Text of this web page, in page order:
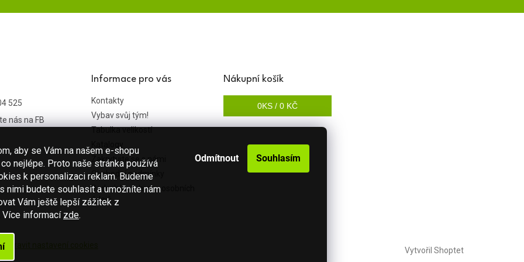
aby se Vám na našem e-shopu
nejlépe. Proto naše stránka používá
k personalizaci reklam. Budeme
nimi budete souhlasit a umožníte nám
Vám ještě lepší zážitek z
Více informací zde.
Odmítnout Souhlasím
525
nás na FB
Informace pro vás
Kontakty
Vybav svůj tým!
Tabulka velikostí
Katalogy
Zakrytujte se s námi
Obchodní podmínky
Podmínky ochrany osobních
údajů
Nákupní košík
0KS / 0 KČ
Vytvořil Shoptet
Upravit nastavení cookies